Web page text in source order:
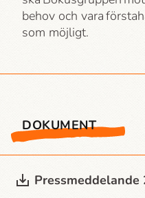
behov och varafö
som möjligt.
DOKUMENT